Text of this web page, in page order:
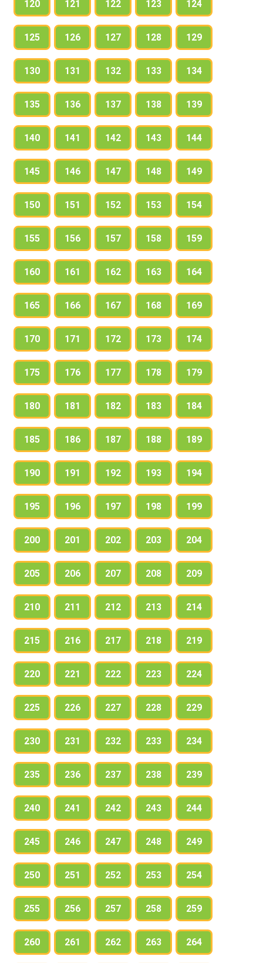
120 121 122 123 124
125 126 127 128 129
130 131 132 133 134
135 136 137 138 139
140 141 142 143 144
145 146 147 148 149
150 151 152 153 154
155 156 157 158 159
160 161 162 163 164
165 166 167 168 169
170 171 172 173 174
175 176 177 178 179
180 181 182 183 184
185 186 187 188 189
190 191 192 193 194
195 196 197 198 199
200 201 202 203 204
205 206 207 208 209
210 211 212 213 214
215 216 217 218 219
220 221 222 223 224
225 226 227 228 229
230 231 232 233 234
235 236 237 238 239
240 241 242 243 244
245 246 247 248 249
250 251 252 253 254
255 256 257 258 259
260 261 262 263 264